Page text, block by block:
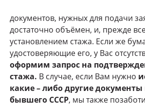
документов, нужных для подачи
достаточно объёмен, и, прежде
установлением стажа. Если же
удостоверяющие его, у Вас
оформим запрос на
стажа. В случае, если Вам нужно
какие – либо другие документы
бывшего СССР, мы также